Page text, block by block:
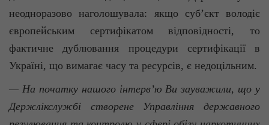
неодноразово наголошувала: якщо суб’єкт володіє
європейським сертифікатом відповідності, то
фактичне дублювання процедури сертифікації в
Україні, що вимагає часу та ресурсів, є недоцільним.
— На початку нашого інтерв’ю Ви зауважили, що у
Держлікслужбі створене Управління державного